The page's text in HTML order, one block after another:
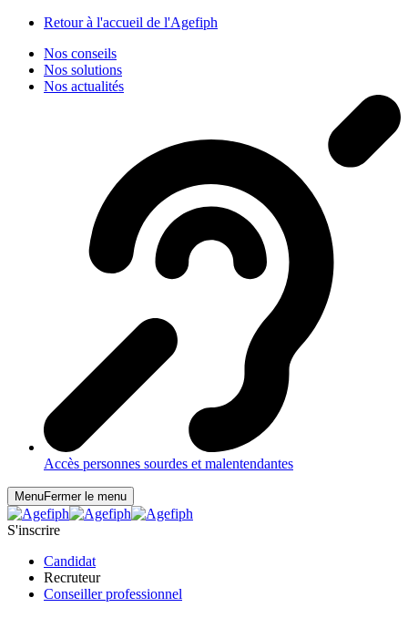
Retour à l'accueil de l'Agefiph
Nos conseils
Nos solutions
Nos actualités
Accès personnes sourdes et malentendantes
MenuFermer le menu
S'inscrire
Candidat
Recruteur
Conseiller professionnel